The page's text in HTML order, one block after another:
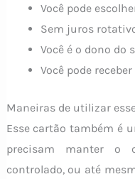
Você pode
Sem juros
Você é o dono do
Você pode
Maneiras de utilizar
Esse cartão também é
precisam manter o
controlado, ou até